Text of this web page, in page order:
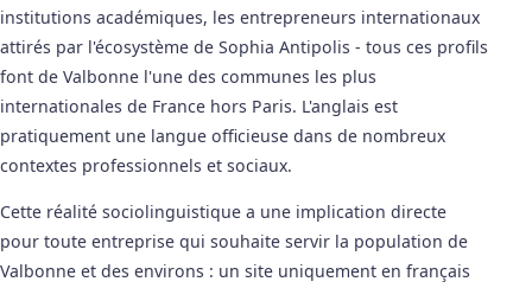
institutions académiques, les entrepreneurs internationaux
attirés par l'écosystème de Sophia Antipolis - tous ces profils
font de Valbonne l'une des communes les plus
internationales de France hors Paris. L'anglais est
pratiquement une langue officieuse dans de nombreux
contextes professionnels et sociaux.
Cette réalité sociolinguistique a une implication directe
pour toute entreprise qui souhaite servir la population de
Valbonne et des environs : un site uniquement en français